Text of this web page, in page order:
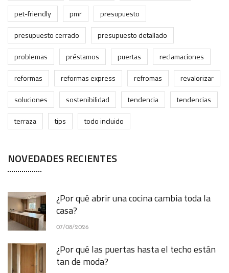
pet-friendly pmr
presupuesto
presupuesto cerrado
presupuesto detallado
problemas
préstamos puertas
reclamaciones
reformas
reformas express refromas
revalorizar
soluciones
sostenibilidad tendencia
tendencias
terraza
tips todo incluido
NOVEDADES RECIENTES
¿Por qué abrir una cocina cambia toda la
casa?
07/08/2026
¿Por qué las puertas hasta el techo están
tan de moda?